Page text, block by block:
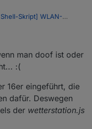
Skript] WLAN-
Bedarf in der conf
Restful rein?
der Simple-
man doof ist oder
:(
16er eingeführt, die
dafür. Deswegen
der wetterstation.js